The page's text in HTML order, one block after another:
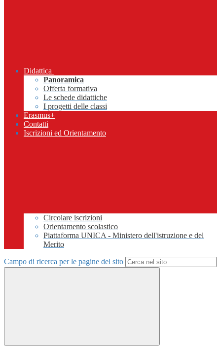
Didattica
Panoramica
Offerta formativa
Le schede didattiche
I progetti delle classi
Erasmus+
Contatti
Iscrizioni ed Orientamento
Circolare iscrizioni
Orientamento scolastico
Piattaforma UNICA - Ministero dell'istruzione e del
Merito
Campo di ricerca per le pagine del sito